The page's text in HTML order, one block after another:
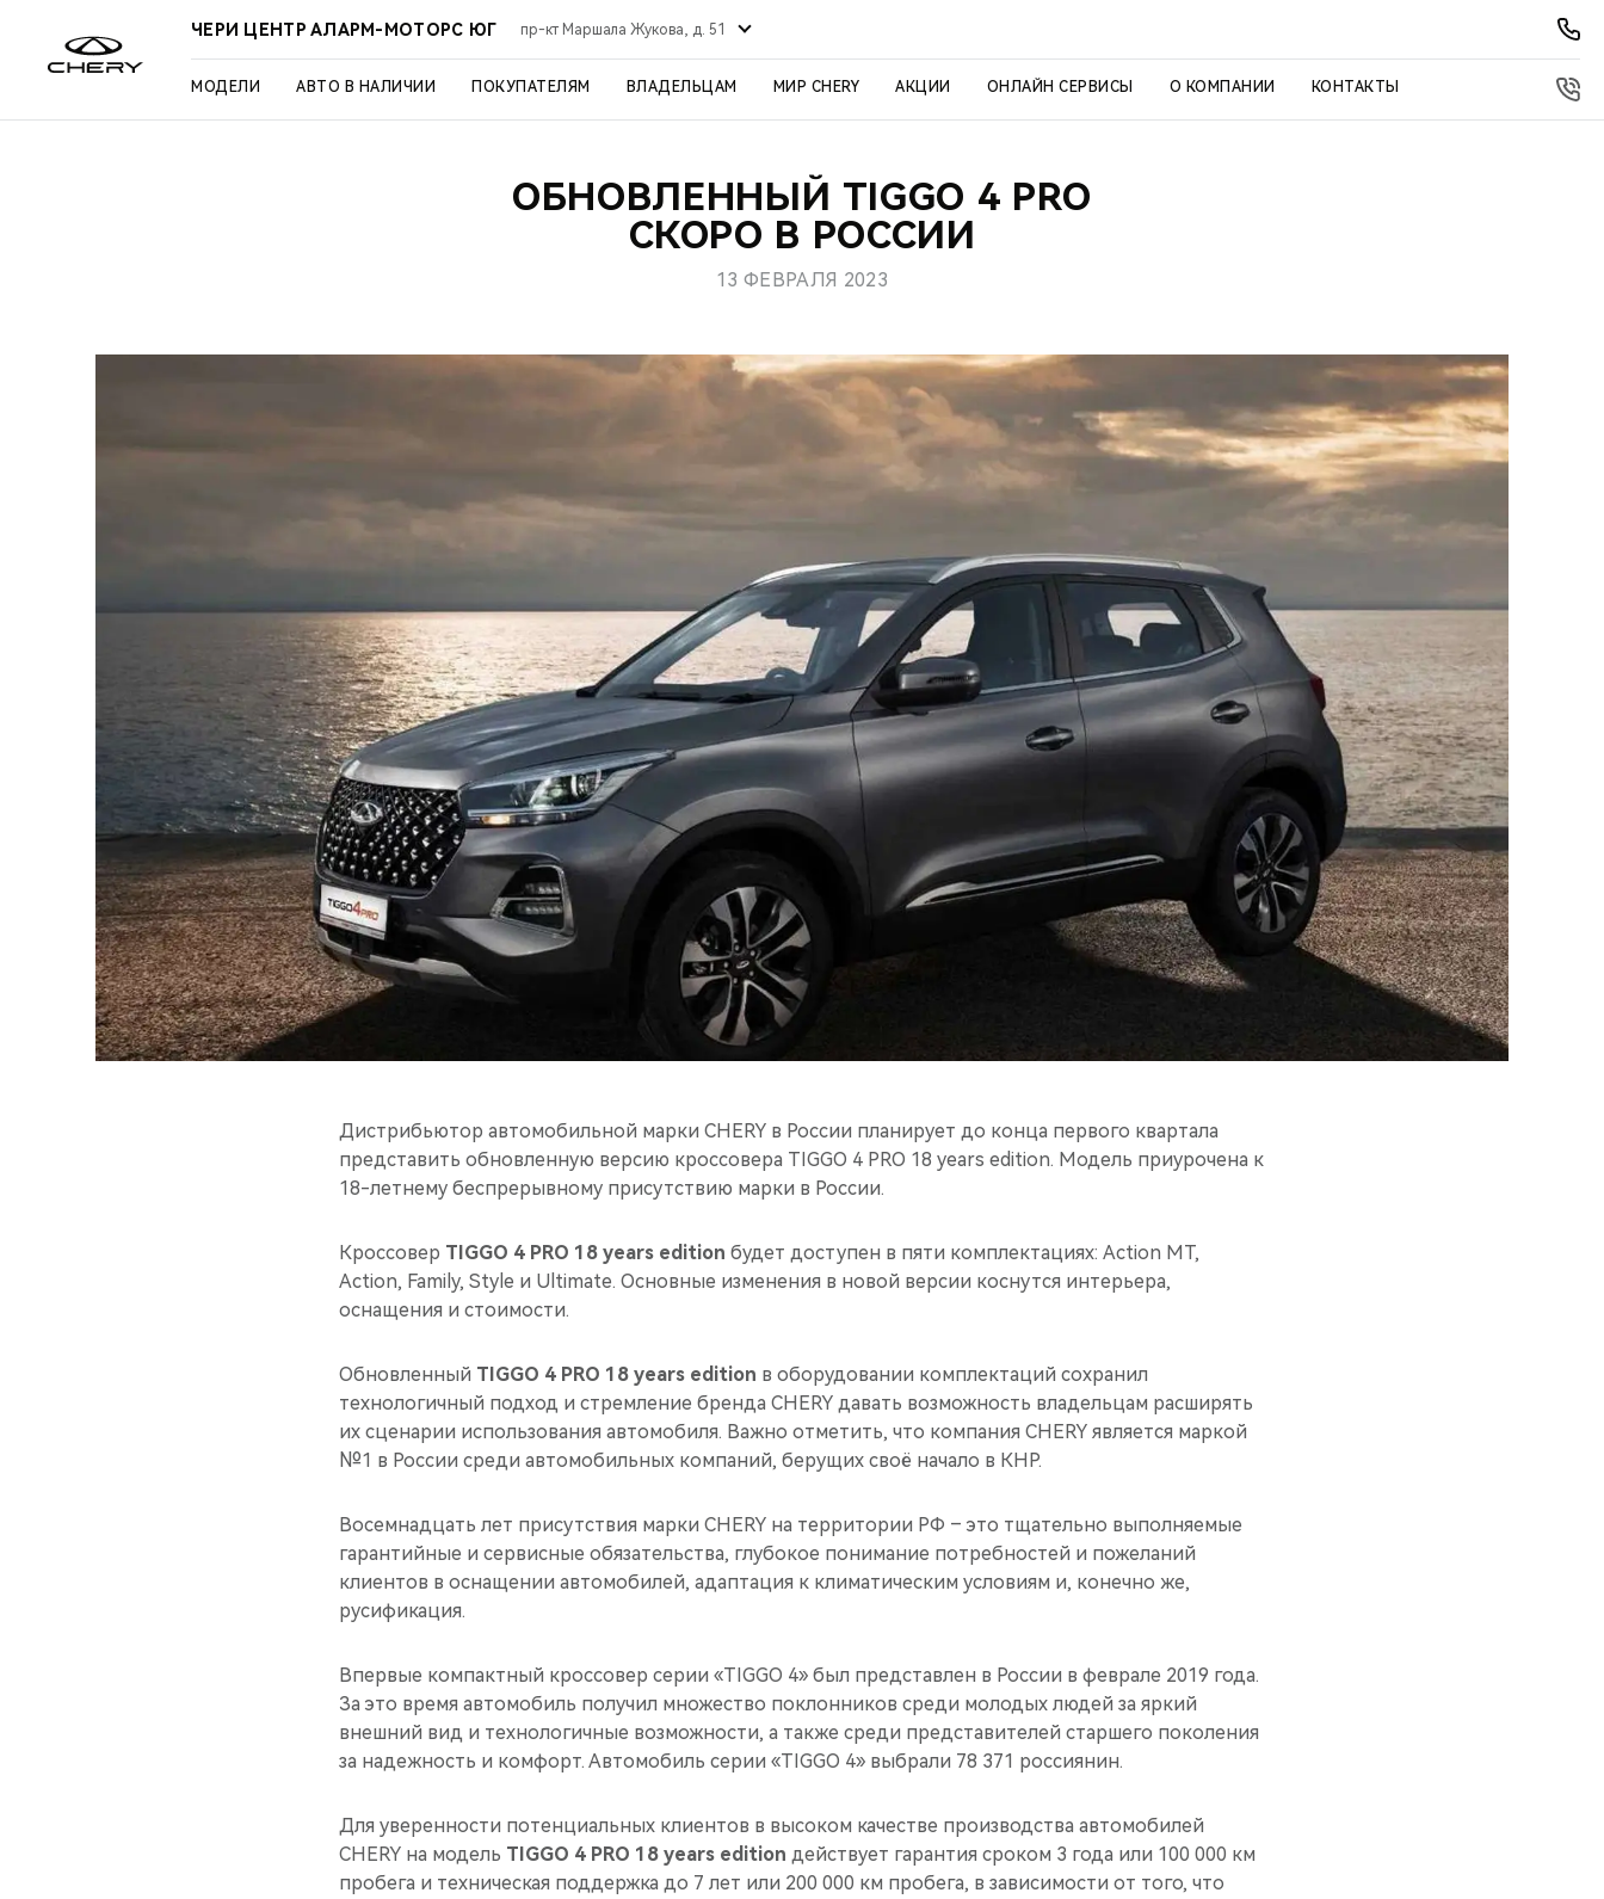
ЧЕРИ ЦЕНТР АЛАРМ-МОТОРС ЮГ пр-кт Маршала Жукова, д. 51
МОДЕЛИ АВТО В НАЛИЧИИ ПОКУПАТЕЛЯМ ВЛАДЕЛЬЦАМ МИР CHERY АКЦИИ ОНЛАЙН СЕРВИСЫ О КОМПАНИИ КОНТАКТЫ
ОБНОВЛЕННЫЙ TIGGO 4 PRO
СКОРО В РОССИИ
13 ФЕВРАЛЯ 2023
Дистрибьютор автомобильной марки CHERY в России планирует до конца первого квартала
представить обновленную версию кроссовера TIGGO 4 PRO 18 years edition. Модель приурочена к
18-летнему беспрерывному присутствию марки в России.
Кроссовер TIGGO 4 PRO 18 years edition будет доступен в пяти комплектациях: Action MT,
Action, Family, Style и Ultimate. Основные изменения в новой версии коснутся интерьера,
оснащения и стоимости.
Обновленный TIGGO 4 PRO 18 years edition в оборудовании комплектаций сохранил
технологичный подход и стремление бренда CHERY давать возможность владельцам расширять
их сценарии использования автомобиля. Важно отметить, что компания CHERY является маркой
№1 в России среди автомобильных компаний, берущих своё начало в КНР.
Восемнадцать лет присутствия марки CHERY на территории РФ – это тщательно выполняемые
гарантийные и сервисные обязательства, глубокое понимание потребностей и пожеланий
клиентов в оснащении автомобилей, адаптация к климатическим условиям и, конечно же,
русификация.
Впервые компактный кроссовер серии «TIGGO 4» был представлен в России в феврале 2019 года.
За это время автомобиль получил множество поклонников среди молодых людей за яркий
внешний вид и технологичные возможности, а также среди представителей старшего поколения
за надежность и комфорт. Автомобиль серии «TIGGO 4» выбрали 78 371 россиянин.
Для уверенности потенциальных клиентов в высоком качестве производства автомобилей
CHERY на модель TIGGO 4 PRO 18 years edition действует гарантия сроком 3 года или 100 000 км
пробега и техническая поддержка до 7 лет или 200 000 км пробега, в зависимости от того, что